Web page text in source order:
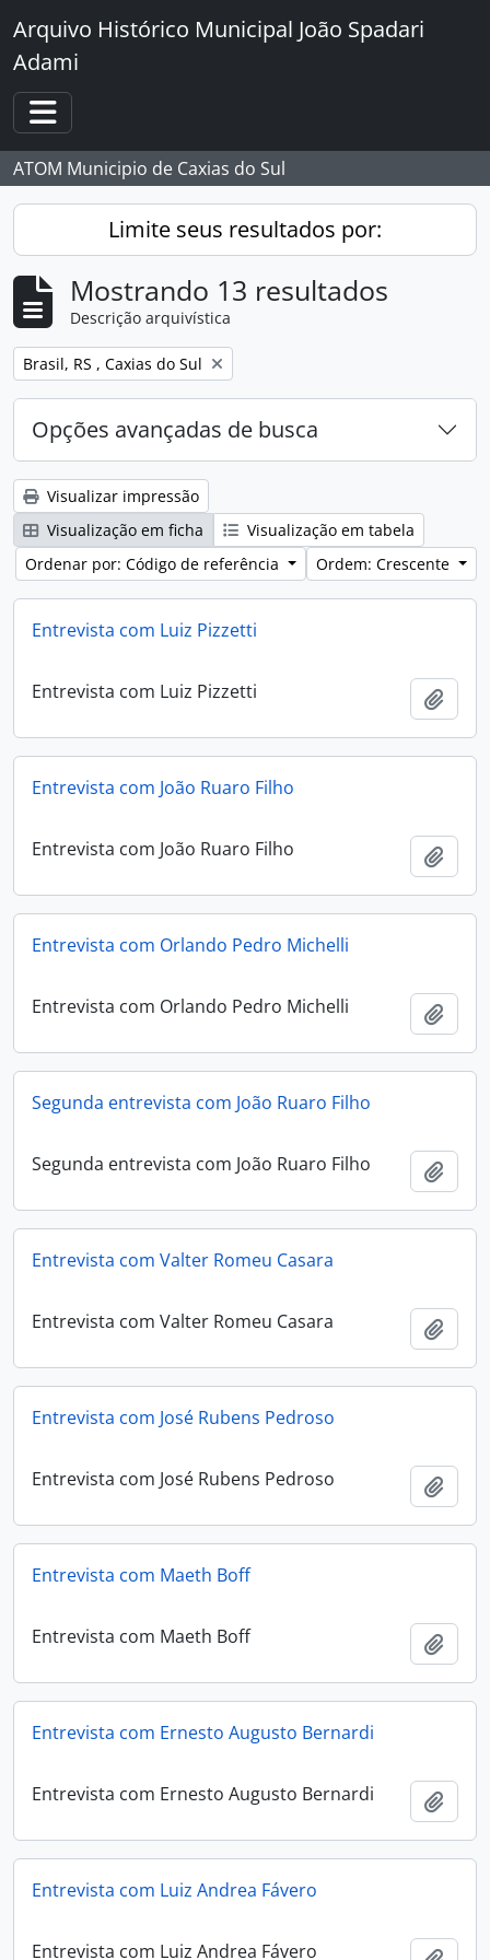
Skip to main content
Arquivo Histórico Municipal João Spadari
Adami
Toggle navigation
ATOM Municipio de Caxias do Sul
Limite seus resultados por:
Mostrando 13 resultados
Descrição arquivística
Remover filtro:
Brasil, RS , Caxias do Sul
Opções avançadas de busca
Visualizar impressão
Visualização em ficha
Visualização em tabela
Ordenar por: Código de referência
Ordem: Crescente
Entrevista com Luiz Pizzetti
Entrevista com Luiz Pizzetti
Entrevista com João Ruaro Filho
Entrevista com João Ruaro Filho
Entrevista com Orlando Pedro Michelli
Entrevista com Orlando Pedro Michelli
Segunda entrevista com João Ruaro Filho
Segunda entrevista com João Ruaro Filho
Entrevista com Valter Romeu Casara
Entrevista com Valter Romeu Casara
Entrevista com José Rubens Pedroso
Entrevista com José Rubens Pedroso
Entrevista com Maeth Boff
Entrevista com Maeth Boff
Entrevista com Ernesto Augusto Bernardi
Entrevista com Ernesto Augusto Bernardi
Entrevista com Luiz Andrea Fávero
Entrevista com Luiz Andrea Fávero